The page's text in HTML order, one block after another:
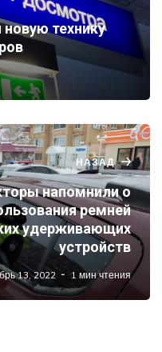
технику
НАЗАД
напомнили о
ремней
удерживающих
устройств
13, 2022 1 мин чтения